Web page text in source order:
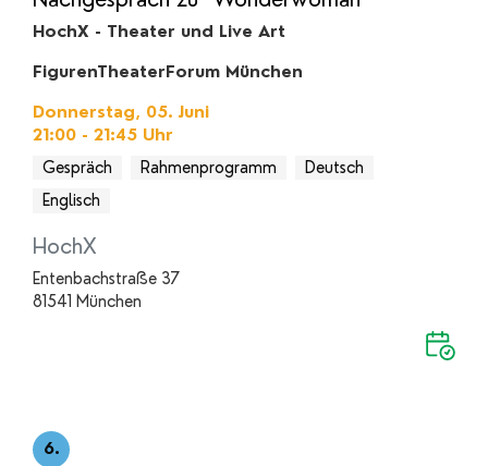
HochX - Theater und Live Art
FigurenTheaterForum München
Donnerstag, 05. Juni
21:00 - 21:45 Uhr
Gespräch
Rahmenprogramm
Deutsch
Englisch
HochX
Entenbachstraße 37
81541 München
6.